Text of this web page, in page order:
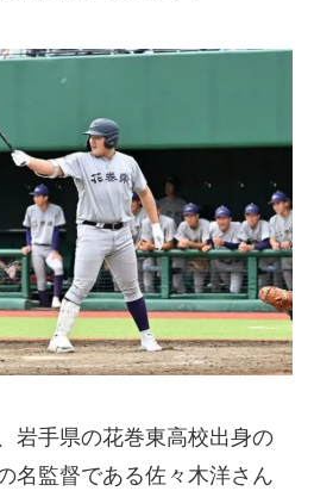
岩手県の花巻東高校出身の
名監督である佐々木洋さん